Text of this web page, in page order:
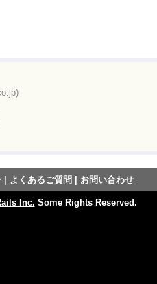
| よくあるご質問 | お問い合わせ
Inc. Some Rights Reserved.